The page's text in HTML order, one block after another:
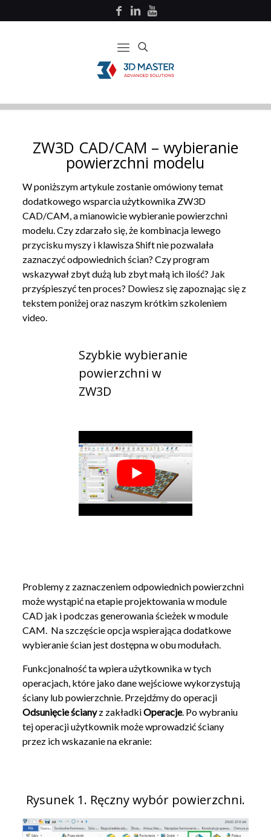
ZW3D CAD/CAM – wybieranie
powierzchni modelu
W poniższym artykule zostanie omówiony temat
dodatkowego wsparcia użytkownika ZW3D
CAD/CAM, a mianowicie wybieranie powierzchni
modelu. Czy zdarzało się, że kombinacja lewego
przycisku myszy i klawisza Shift nie pozwalała
zaznaczyć odpowiednich ścian? Czy program
wskazywał zbyt dużą lub zbyt małą ich ilość? Jak
przyśpieszyć ten proces? Dowiesz się zapoznając się z
tekstem poniżej oraz naszym krótkim szkoleniem
video.
Szybkie wybieranie
powierzchni w
ZW3D
Problemy z zaznaczeniem odpowiednich powierzchni
może wystąpić na etapie projektowania w module
CAD jak i podczas generowania ścieżek w module
CAM. Na szczęście opcja wspierająca dodatkowe
wybieranie ścian jest dostępna w obu modułach.
Funkcjonalność ta wpiera użytkownika w tych
operacjach, które jako dane wejściowe wykorzystują
ściany lub powierzchnie. Przejdźmy do operacji
Odsunięcie ścianyz zakładkiOperacje. Po wybraniu
tej operacji użytkownik może wprowadzić ściany
przez ich wskazanie na ekranie:
Rysunek 1. Ręczny wybór powierzchni.